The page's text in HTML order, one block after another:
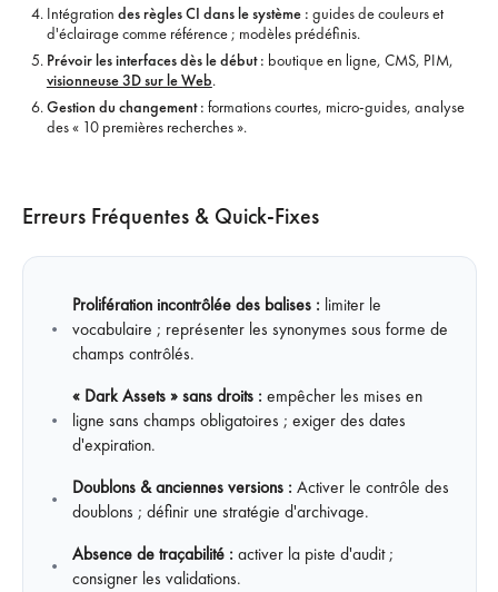
Intégration des règles CI dans le système : guides de couleurs et
d'éclairage comme référence ; modèles prédéfinis.
Prévoir les interfaces dès le début : boutique en ligne, CMS, PIM,
visionneuse 3D sur le Web.
Gestion du changement : formations courtes, micro-guides, analyse
des « 10 premières recherches ».
Erreurs Fréquentes & Quick-Fixes
Prolifération incontrôlée des balises : limiter le
vocabulaire ; représenter les synonymes sous forme de
champs contrôlés.
« Dark Assets » sans droits : empêcher les mises en
ligne sans champs obligatoires ; exiger des dates
d'expiration.
Doublons & anciennes versions : Activer le contrôle des
doublons ; définir une stratégie d'archivage.
Absence de traçabilité : activer la piste d'audit ;
consigner les validations.